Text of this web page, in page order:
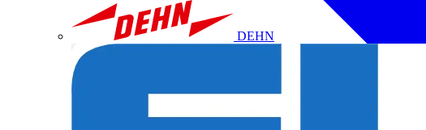
DEHN